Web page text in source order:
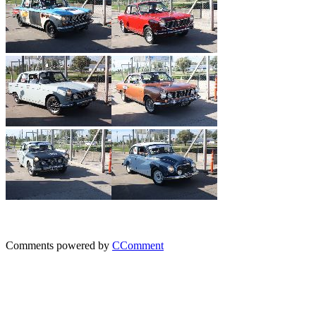
Comments powered by CComment